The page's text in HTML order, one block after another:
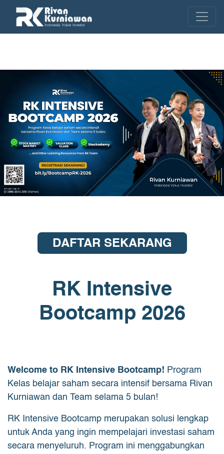
DAFTAR SEKARANG
RK Intensive
Bootcamp 2026
Welcome to RK Intensive Bootcamp! Program
Kelas belajar saham secara intensif bersama Rivan
Kurniawan dan Team selama 5 bulan!
RK Intensive Bootcamp merupakan solusi lengkap
untuk Anda yang ingin mempelajari investasi saham
secara menyeluruh. Program ini menggabungkan